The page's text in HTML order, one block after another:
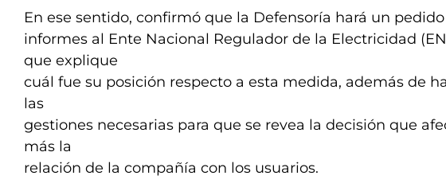
En ese sentido, confirmó que la Defensoría hará un
informes al Ente Nacional Regulador de la Electricidad
que explique
cuál fue su posición respecto a esta medida, además de
las
gestiones necesarias para que se revea la decisión que
más la
relación de la compañía con los usuarios.